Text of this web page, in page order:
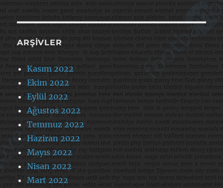
ARŞIVLER
Kasım 2022
Ekim 2022
Eylül 2022
Ağustos 2022
Temmuz 2022
Haziran 2022
Mayıs 2022
Nisan 2022
Mart 2022